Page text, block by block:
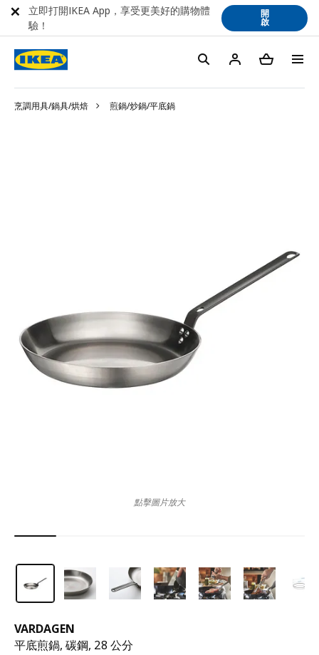
烹調用具/鍋具/烘焙 煎鍋/炒鍋/平底鍋
VARDAGEN
平底煎鍋, 碳鋼, 28 公分
點擊圖片放大
立即打開IKEA App，享受更美好的購物體
驗！
開
啟